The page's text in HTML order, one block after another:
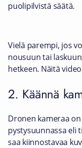
puolipilvistä säätä.
Vielä parempi, jos
nousuun tai
hetkeen. Näitä
2. Käännä
Dronen kameraa
pystysuunnassa eli
saa kiinnostavaa